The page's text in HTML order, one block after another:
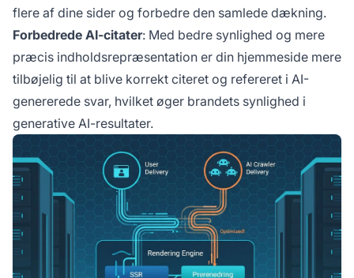
flere af dine sider og forbedre den samlede dækning.
Forbedrede AI-citater: Med bedre synlighed og mere
præcis indholdsrepræsentation er din hjemmeside mere
tilbøjelig til at blive korrekt citeret og refereret i AI-
genererede svar, hvilket øger brandets synlighed i
generative AI-resultater.